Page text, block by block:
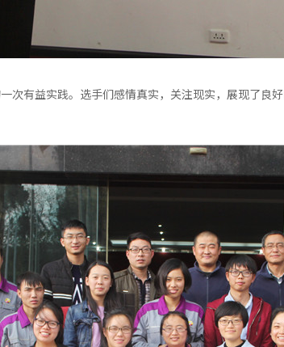
次有益实践。选手们感情真实，关注现实，展现了良